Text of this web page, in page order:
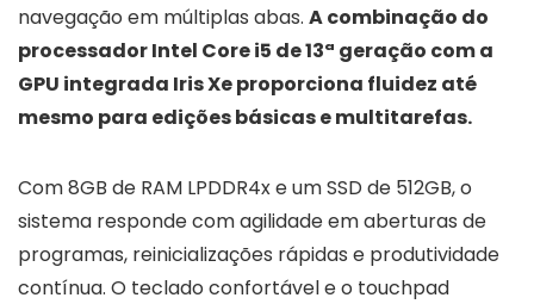
navegação em múltiplas abas. A combinação do
processador Intel Core i5 de 13ª geração com a
GPU integrada Iris Xe proporciona fluidez até
mesmo para edições básicas e multitarefas.
Com 8GB de RAM LPDDR4x e um SSD de 512GB, o
sistema responde com agilidade em aberturas de
programas, reinicializações rápidas e produtividade
contínua. O teclado confortável e o touchpad